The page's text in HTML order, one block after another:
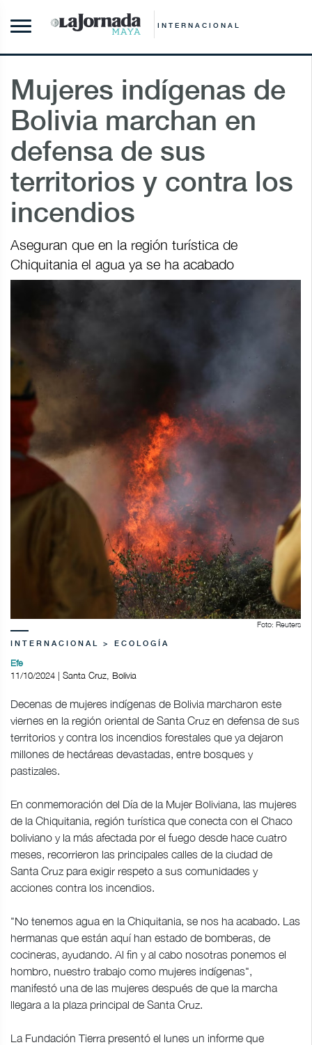
INTERNACIONAL
Mujeres indígenas de
Bolivia marchan en
defensa de sus
territorios y contra los
incendios
Aseguran que en la región turística de
Chiquitania el agua ya se ha acabado
Foto: Reuters
INTERNACIONAL > ECOLOGÍA
Efe
11/10/2024 | Santa Cruz, Bolivia
Decenas de mujeres indígenas de Bolivia marcharon este
viernes en la región oriental de Santa Cruz en defensa de sus
territorios y contra los incendios forestales que ya dejaron
millones de hectáreas devastadas, entre bosques y
pastizales.
En conmemoración del Día de la Mujer Boliviana, las mujeres
de la Chiquitania, región turística que conecta con el Chaco
boliviano y la más afectada por el fuego desde hace cuatro
meses, recorrieron las principales calles de la ciudad de
Santa Cruz para exigir respeto a sus comunidades y
acciones contra los incendios.
"No tenemos agua en la Chiquitania, se nos ha acabado. Las
hermanas que están aquí han estado de bomberas, de
cocineras, ayudando. Al fin y al cabo nosotras ponemos el
hombro, nuestro trabajo como mujeres indígenas",
manifestó una de las mujeres después de que la marcha
llegara a la plaza principal de Santa Cruz.
La Fundación Tierra presentó el lunes un informe que